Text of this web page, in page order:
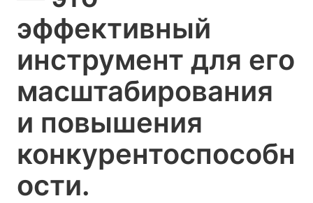
эффективный
инструмент для его
масштабирования
и повышения
конкурентоспособн
ости.